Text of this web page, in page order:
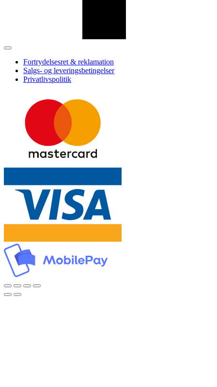
Fortrydelsesret & reklamation
Salgs- og leveringsbetingelser
Privatlivspolitik